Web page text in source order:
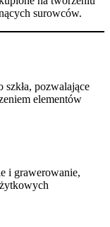
surowców.
pozwalające
elementów
i grawerowanie,